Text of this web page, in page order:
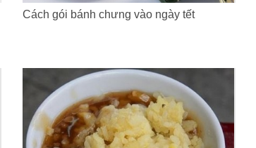
Cách gói bánh chưng vào ngày tết